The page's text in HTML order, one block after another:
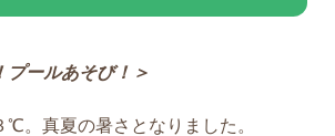
プールあそび！＞
℃。真夏の暑さとなりました。